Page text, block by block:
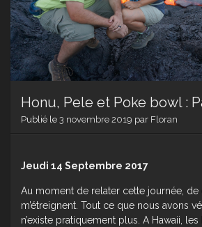
Honu, Pele et Poke bowl :
Publié le 3 novembre 2019 par Floran
Jeudi 14 Septembre 2017
Au moment de relater cette journée,
m’étreignent. Tout ce que nous avons
n’existe pratiquement plus. A Hawaii,